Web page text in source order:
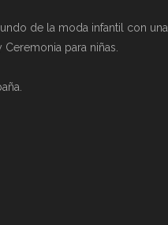
de la moda infantil con una
Ceremonia para niñas.